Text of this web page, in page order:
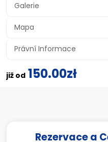
Galerie
Mapa
Právní Informace
již od 150.00zł
Rezervace a